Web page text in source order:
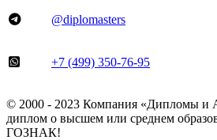
@diplomasters
+7 (499) 350-76-95
© 2000 - 2023 Компания «Дипломы и
диплом о высшем или среднем
ГОЗНАК!